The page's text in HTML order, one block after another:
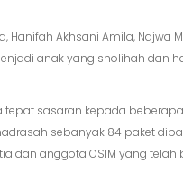
Akhsani Amila, Najwa
anak yang sholihah dan
sasaran kepada
sebanyak 84 paket
anggota OSIM yang telah